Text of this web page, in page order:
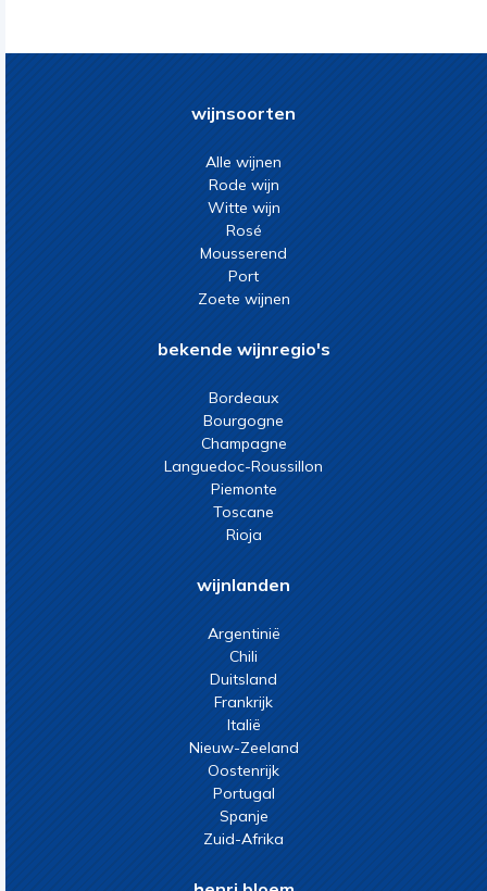
wijnsoorten
Alle wijnen
Rode wijn
Witte wijn
Rosé
Mousserend
Port
Zoete wijnen
bekende wijnregio's
Bordeaux
Bourgogne
Champagne
Languedoc-Roussillon
Piemonte
Toscane
Rioja
wijnlanden
Argentinië
Chili
Duitsland
Frankrijk
Italië
Nieuw-Zeeland
Oostenrijk
Portugal
Spanje
Zuid-Afrika